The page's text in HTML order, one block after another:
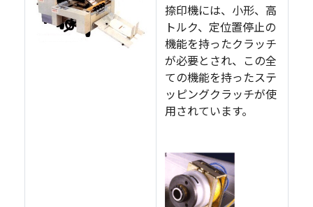
捺印機には、小形、高
トルク、定位置停止の
機能を持ったクラッチ
が必要とされ、この全
ての機能を持ったステ
ッピングクラッチが使
用されています。